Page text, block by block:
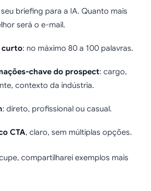
briefing para a IA. Quanto mais
será o e-mail.
curto: no máximo 80 a 100 palavras.
chave do prospect: cargo,
contexto da indústria.
: direto, profissional ou casual.
CTA, claro, sem múltiplas opções.
compartilharei exemplos mais